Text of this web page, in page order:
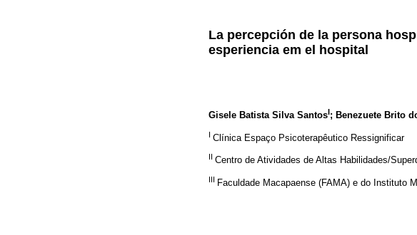
La percepción de la persona
esperiencia em el hospital
Gisele Batista Silva SantosI; Benezuete Brito
I Clínica Espaço Psicoterapêutico Ressignificar
II Centro de Atividades de Altas Habilidades/
III Faculdade Macapaense (FAMA) e do Instituto